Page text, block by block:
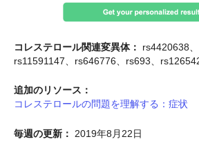
コレステロール関連変異体：
rs4420638
rs11591147、rs646776、rs693、
追加のリソース：
コレステロールの問題を理解する：症状
毎週の更新： 2019年8月22日